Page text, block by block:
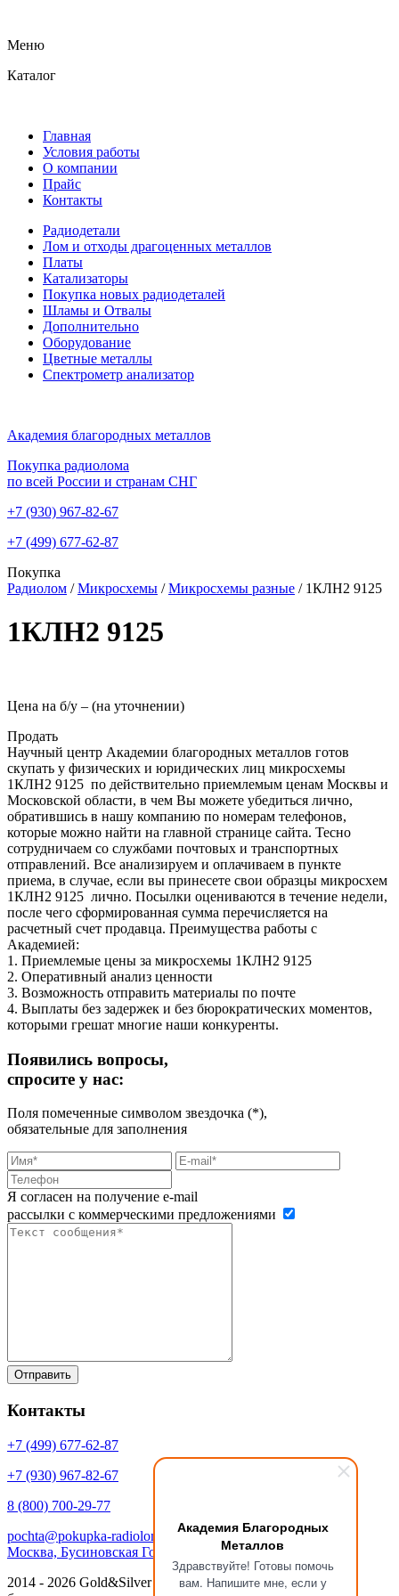
Академия Благородных
Металлов
Здравствуйте! Готовы помочь
вам. Напишите мне, если у
Меню
Каталог
Главная
Условия работы
О компании
Прайс
Контакты
Радиодетали
Лом и отходы драгоценных металлов
Платы
Катализаторы
Покупка новых радиодеталей
Шламы и Отвалы
Дополнительно
Оборудование
Цветные металлы
Спектрометр анализатор
Академия благородных металлов
Покупка радиолома
по всей России и странам СНГ
+7 (930) 967-82-67
+7 (499) 677-62-87
Покупка
Радиолом / Микросхемы / Микросхемы разные / 1КЛН2 9125
1КЛН2 9125
Цена на б/у – (на уточнении)
Продать
Научный центр Академии благородных металлов готов
скупать у физических и юридических лиц микросхемы
1КЛН2 9125 по действительно приемлемым ценам Москвы и
Московской области, в чем Вы можете убедиться лично,
обратившись в нашу компанию по номерам телефонов,
которые можно найти на главной странице сайта. Тесно
сотрудничаем со службами почтовых и транспортных
отправлений. Все анализируем и оплачиваем в пункте
приема, в случае, если вы принесете свои образцы микросхем
1КЛН2 9125 лично. Посылки оцениваются в течение недели,
после чего сформированная сумма перечисляется на
расчетный счет продавца. Преимущества работы с
Академией:
1. Приемлемые цены за микросхемы 1КЛН2 9125
2. Оперативный анализ ценности
3. Возможность отправить материалы по почте
4. Выплаты без задержек и без бюрократических моментов,
которыми грешат многие наши конкуренты.
Появились вопросы,
спросите у нас:
Поля помеченные символом звездочка (*),
обязательные для заполнения
Я согласен на получение e-mail
рассылки с коммерческими предложениями
Контакты
+7 (499) 677-62-87
+7 (930) 967-82-67
8 (800) 700-29-77
pochta@pokupka-radiolom.ru
Москва, Бусиновская Горка, 1Е с.5
2014 - 2026 Gold&Silver Научный Центр «Академия